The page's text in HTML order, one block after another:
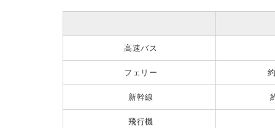
高速バス
フェリー
新幹線
飛行機